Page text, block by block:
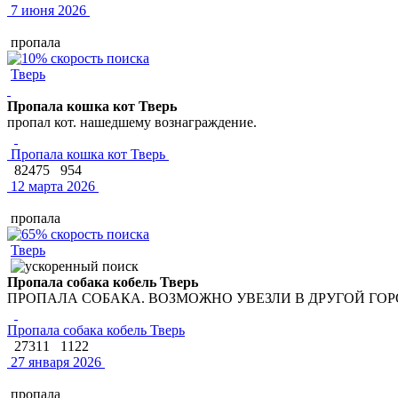
7 июня 2026
пропала
Тверь
Пропала кошка кот Тверь
пропал кот. нашедшему вознаграждение.
Пропала кошка кот Тверь
82475
954
12 марта 2026
пропала
Тверь
Пропала собака кобель Тверь
ПРОПАЛА СОБАКА. ВОЗМОЖНО УВЕЗЛИ В ДРУГОЙ
Пропала собака кобель Тверь
27311
1122
27 января 2026
пропала